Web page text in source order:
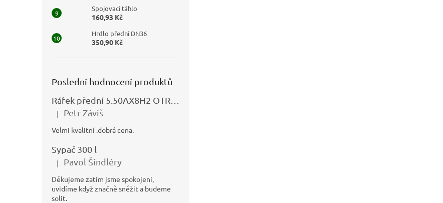
Spojovací táhlo
160,93 Kč
Hrdlo přední DN36
350,90 Kč
Poslední hodnocení produktů
Hodnocení produktu je 5 z 5 hvězdiček.
| Petr Záviš
Velmi kvalitní .dobrá cena.
Sypač 300 l
Hodnocení produktu je 5 z 5 hvězdiček.
| Pavol Šindléry
Děkujeme zatím jsme spokojeni,
uvidíme když značně sněžit a budeme
solit.